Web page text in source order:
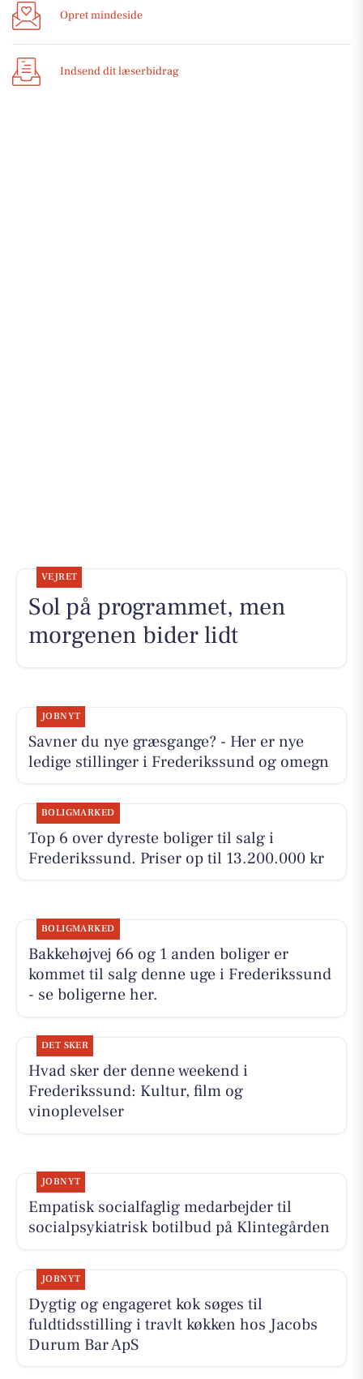
Opret mindeside
Indsend dit læserbidrag
VEJRET
Sol på programmet, men
morgenen bider lidt
JOBNYT
Savner du nye græsgange? - Her er nye
ledige stillinger i Frederikssund og omegn
BOLIGMARKED
Top 6 over dyreste boliger til salg i
Frederikssund. Priser op til 13.200.000 kr
BOLIGMARKED
Bakkehøjvej 66 og 1 anden boliger er
kommet til salg denne uge i Frederikssund
- se boligerne her.
DET SKER
Hvad sker der denne weekend i
Frederikssund: Kultur, film og
vinoplevelser
JOBNYT
Empatisk socialfaglig medarbejder til
socialpsykiatrisk botilbud på Klintegården
JOBNYT
Dygtig og engageret kok søges til
fuldtidsstilling i travlt køkken hos Jacobs
Durum Bar ApS